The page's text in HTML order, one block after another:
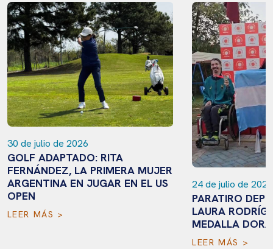
30 de julio de 2026
GOLF ADAPTADO: RITA
FERNÁNDEZ, LA PRIMERA MUJER
ARGENTINA EN JUGAR EN EL US
OPEN
LEER MÁS >
24 de julio de 2026
PARATIRO
LAURA
MEDALLA
LEER MÁS >